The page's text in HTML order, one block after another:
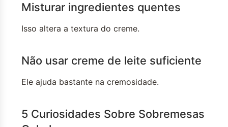
Misturar ingredientes quentes
Isso altera a textura do creme.
Não usar creme de leite suficiente
Ele ajuda bastante na cremosidade.
5 Curiosidades Sobre Sobremesas